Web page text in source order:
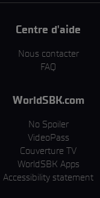
Centre d'aide
Nous contacter
FAQ
WorldSBK.com
No Spoiler
VideoPass
Couverture TV
WorldSBK Apps
Accessibility statement